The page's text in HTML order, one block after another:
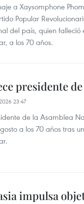
a Xaysomphone
Popular
del país, quien
a los 70 años.
presidente
23:47
de la Asamblea
a los 70 años tras
impulsa